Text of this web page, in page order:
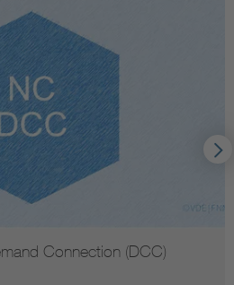
Connection (DCC)